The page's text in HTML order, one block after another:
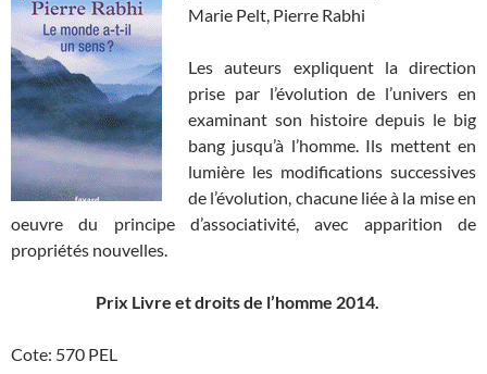
Marie Pelt, Pierre Rabhi
Les auteurs expliquent la direction
prise par l’évolution de l’univers en
examinant son histoire depuis le big
bang jusqu’à l’homme. Ils mettent en
lumière les modifications successives
de l’évolution, chacune liée à la mise en
oeuvre du principe d’associativité, avec apparition de
propriétés nouvelles.
Prix Livre et droits de l’homme 2014.
Cote: 570 PEL